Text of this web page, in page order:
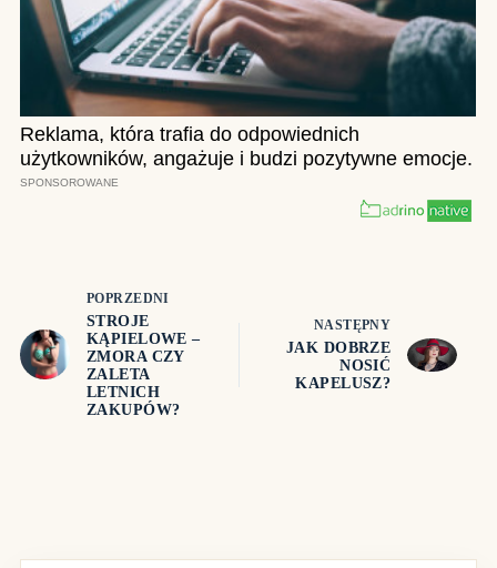
POPRZEDNI
STROJE
KĄPIELOWE –
ZMORA CZY
ZALETA
LETNICH
ZAKUPÓW?
NASTĘPNY
JAK DOBRZE
NOSIĆ
KAPELUSZ?